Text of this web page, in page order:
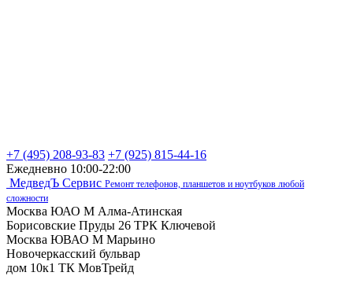
+7 (495) 208-93-83 +7 (925) 815-44-16
Ежедневно 10:00-22:00
МедведЪ Сервис Ремонт телефонов, планшетов и ноутбуков любой
сложности
Москва ЮАО М Алма-Атинская
Борисовские Пруды 26 ТРК Ключевой
Москва ЮВАО М Марьино
Новочеркасский бульвар
дом 10к1 ТК МовТрейд